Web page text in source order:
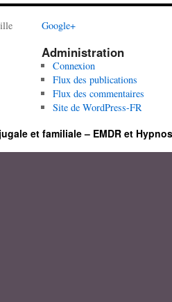
Google+
Administration
Connexion
Flux des publications
Flux des commentaires
Site de WordPress-FR
et familiale – EMDR et